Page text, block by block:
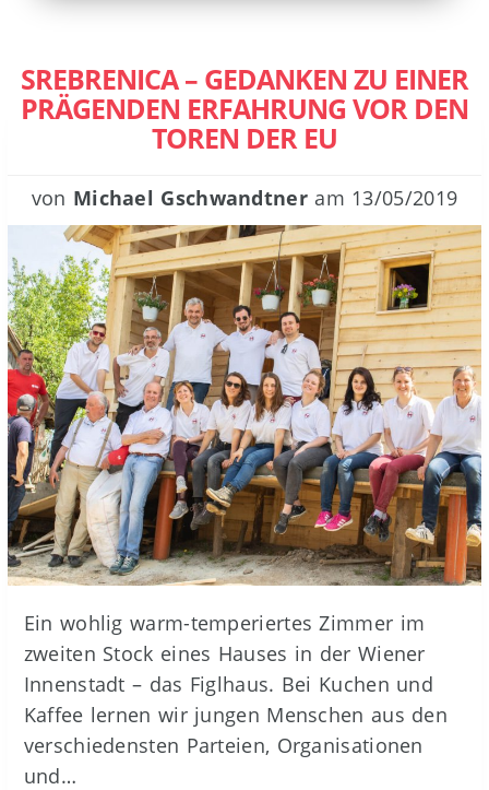
SREBRENICA – GEDANKEN ZU EINER
PRÄGENDEN ERFAHRUNG VOR DEN
TOREN DER EU
von Michael Gschwandtneram 13/05/2019
Ein wohlig warm-temperiertes Zimmer im
zweiten Stock eines Hauses in der Wiener
Innenstadt – das Figlhaus. Bei Kuchen und
Kaffee lernen wir jungen Menschen aus den
verschiedensten Parteien, Organisationen
und…